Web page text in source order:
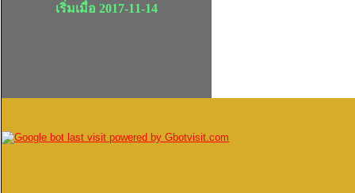
เริ่มเมื่อ 2017-11-14